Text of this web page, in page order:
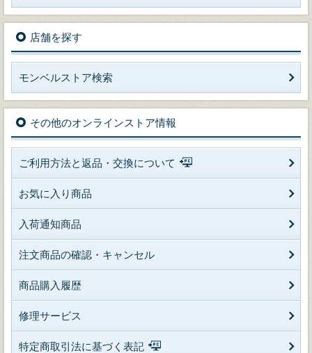
店舗を探す
モンベルストア検索
その他のオンラインストア情報
ご利用方法と返品・交換について
お気に入り商品
入荷通知商品
注文商品の確認・キャンセル
商品購入履歴
修理サービス
特定商取引法に基づく表記